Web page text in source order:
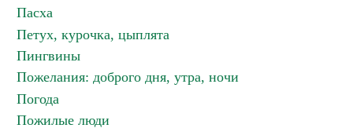
Пасха
Петух, курочка, цыплята
Пингвины
Пожелания: доброго дня, утра, ночи
Погода
Пожилые люди